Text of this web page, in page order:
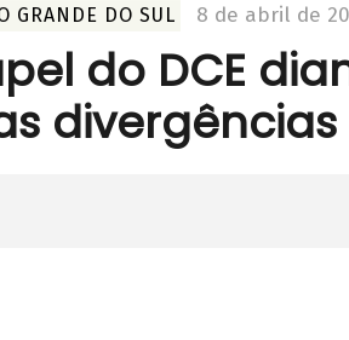
GRANDE DO SUL 8 de abril de
do DCE
divergências